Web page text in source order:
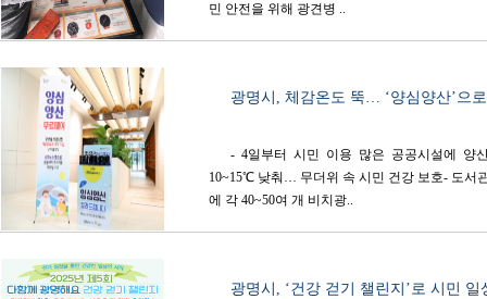
민 안전을 위해 광견병 ..
광명시, 체감온도 뚝… ‘양심양산’으
- 4일부터 시민 이용 많은 공공시설에 양
10~15℃ 낮춰… 무더위 속 시민 건강 보호- 도서
에 각 40~50여 개 비치광..
광명시, ‘건강 걷기 챌린지’로 시민 일